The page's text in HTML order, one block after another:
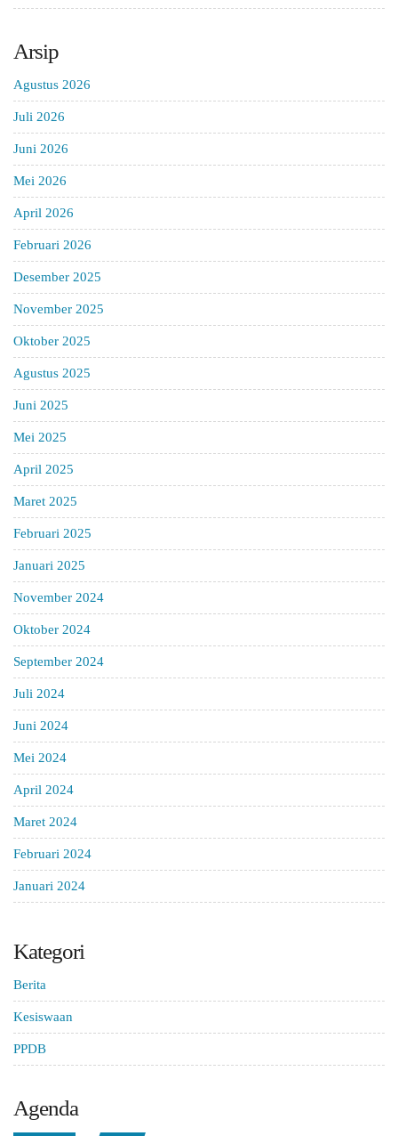
Arsip
Agustus 2026
Juli 2026
Juni 2026
Mei 2026
April 2026
Februari 2026
Desember 2025
November 2025
Oktober 2025
Agustus 2025
Juni 2025
Mei 2025
April 2025
Maret 2025
Februari 2025
Januari 2025
November 2024
Oktober 2024
September 2024
Juli 2024
Juni 2024
Mei 2024
April 2024
Maret 2024
Februari 2024
Januari 2024
Kategori
Berita
Kesiswaan
PPDB
Agenda